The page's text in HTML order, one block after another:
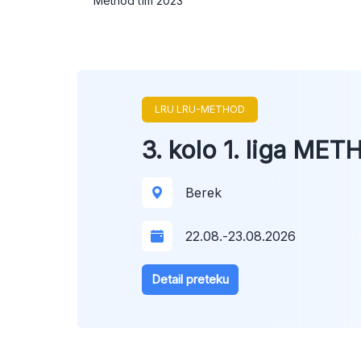
LRU LRU-METHOD
3. kolo 1. liga
Berek
22.08.-23.08.2026
Detail preteku